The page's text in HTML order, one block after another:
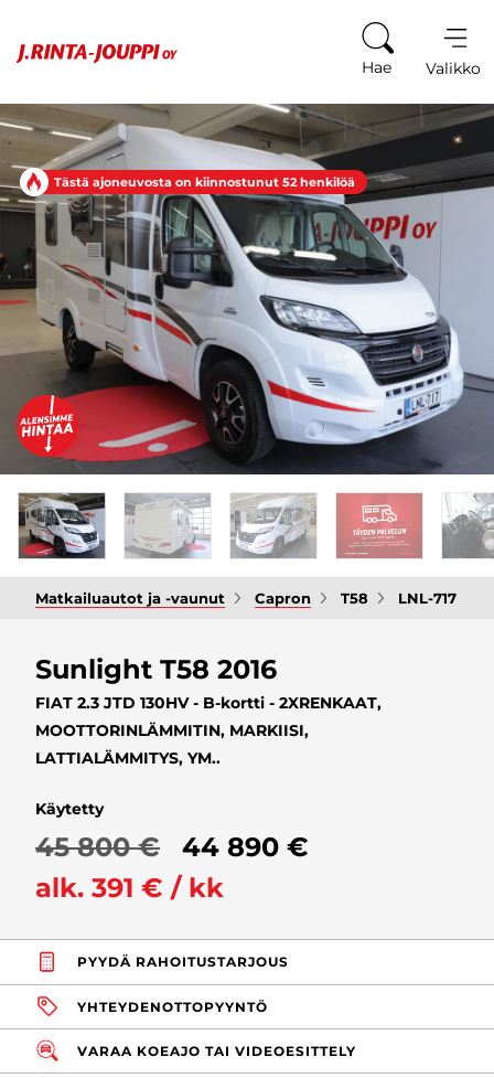
Hae Valikko
Tästä ajoneuvosta on kiinnostunut 52 henkilöä
Matkailuautot ja -vaunut Capron T58 LNL-717
Sunlight T58 2016
FIAT 2.3 JTD 130HV - B-kortti - 2XRENKAAT,
MOOTTORINLÄMMITIN, MARKIISI,
LATTIALÄMMITYS, YM..
Käytetty
45 800 €
44 890 €
alk. 391 € / kk
PYYDÄ RAHOITUSTARJOUS
YHTEYDENOTTOPYYNTÖ
VARAA KOEAJO TAI VIDEOESITTELY